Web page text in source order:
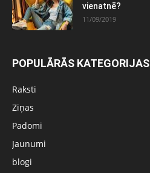
vienatnē?
11/09/2019
POPULĀRĀS KATEGORIJAS
Raksti
Ziņas
Padomi
Jaunumi
blogi